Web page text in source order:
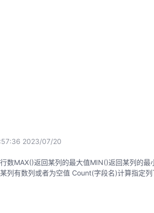
2023/07/20
数MAX()返回某列的最大值MIN()返回某列
有数列或者为空值 Count(字段名)计算指定